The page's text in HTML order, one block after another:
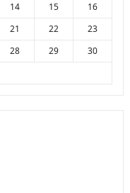
14 15
16
21 22
23
28 29
30